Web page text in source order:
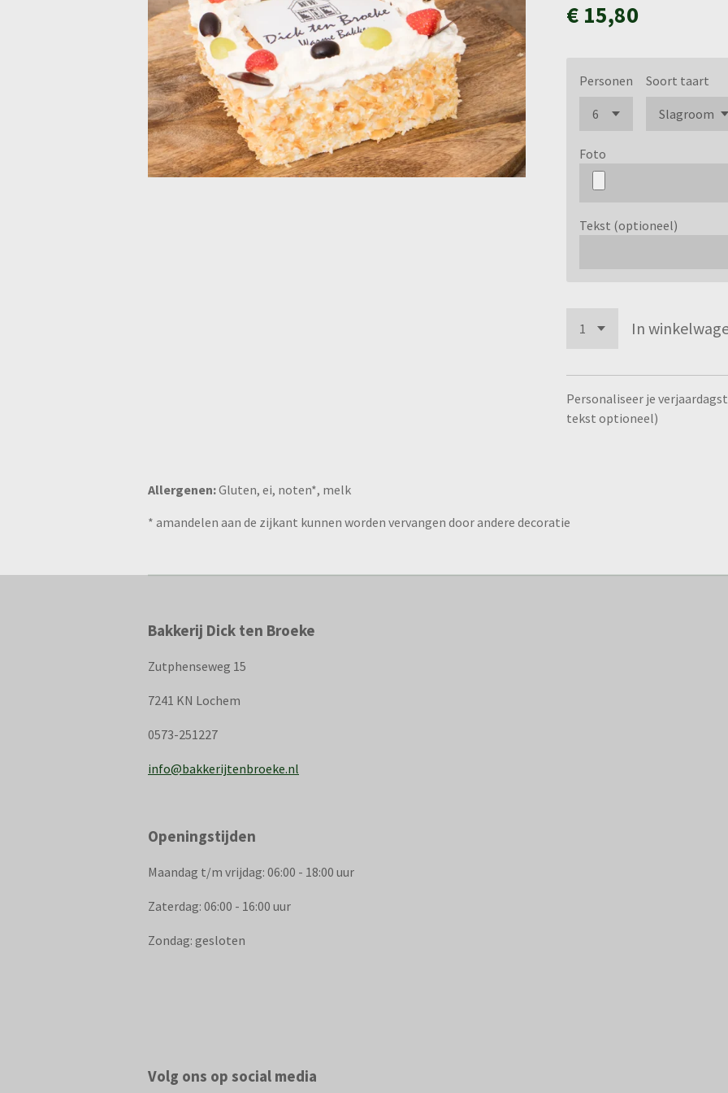
€ 15,80
Personen Soort taart
Foto
Tekst (optioneel)
In
Personaliseer je
tekst optioneel)
Allergenen:Gluten, ei, noten*, melk
* amandelen aan de zijkant kunnen worden vervangen door andere decoratie
Bakkerij Dick ten Broeke
Zutphenseweg 15
7241 KN Lochem
0573-251227
info@bakkerijtenbroeke.nl
Openingstijden
Maandag t/m vrijdag: 06:00 - 18:00 uur
Zaterdag: 06:00 - 16:00 uur
Zondag: gesloten
Volg ons op social media